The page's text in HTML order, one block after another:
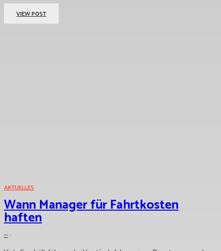
VIEW POST
AKTUELLES
Wann Manager für Fahrtkosten
haften
---